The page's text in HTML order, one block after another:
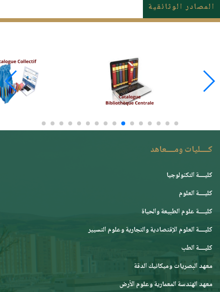
المصادر الوثائقية
كــــليات ومــــعاهد
كليــــة التكنولوجيا
كليــــة العلوم
كليــــة علوم الطبيعة والحياة
كليــــة العلوم الإقتصادية والتجارية وعلوم التسيير
كليــــة الطب
معهد البصريات وميكانيك الدقة
معهد الهندسة المعمارية وعلوم الأرض